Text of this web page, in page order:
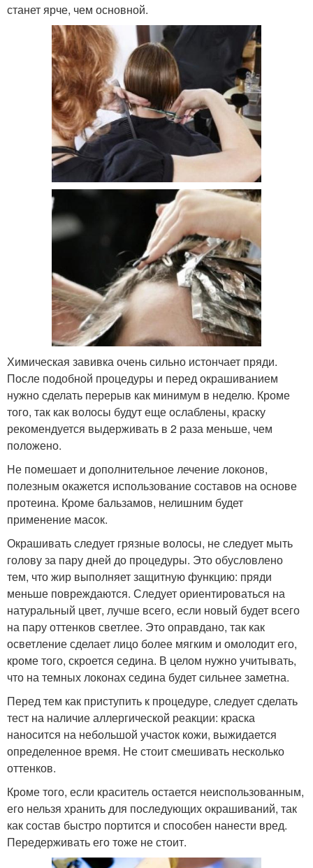
станет ярче, чем основной.
Химическая завивка очень сильно истончает пряди.
После подобной процедуры и перед окрашиванием
нужно сделать перерыв как минимум в неделю. Кроме
того, так как волосы будут еще ослаблены, краску
рекомендуется выдерживать в 2 раза меньше, чем
положено.
Не помешает и дополнительное лечение локонов,
полезным окажется использование составов на основе
протеина. Кроме бальзамов, нелишним будет
применение масок.
Окрашивать следует грязные волосы, не следует мыть
голову за пару дней до процедуры. Это обусловлено
тем, что жир выполняет защитную функцию: пряди
меньше повреждаются. Следует ориентироваться на
натуральный цвет, лучше всего, если новый будет всего
на пару оттенков светлее. Это оправдано, так как
осветление сделает лицо более мягким и омолодит его,
кроме того, скроется седина. В целом нужно учитывать,
что на темных локонах седина будет сильнее заметна.
Перед тем как приступить к процедуре, следует сделать
тест на наличие аллергической реакции: краска
наносится на небольшой участок кожи, выжидается
определенное время. Не стоит смешивать несколько
оттенков.
Кроме того, если краситель остается неиспользованным,
его нельзя хранить для последующих окрашиваний, так
как состав быстро портится и способен нанести вред.
Передерживать его тоже не стоит.